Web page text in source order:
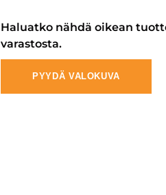
Haluatko nähdä oikean
varastosta.
PYYDÄ VALOKUVA